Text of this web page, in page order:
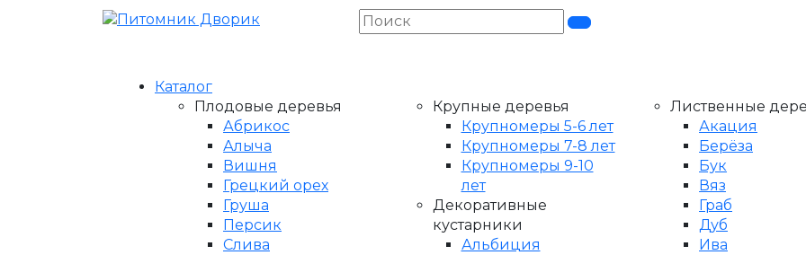
Каталог
Плодовые деревья
Абрикос
Алыча
Вишня
Грецкий орех
Груша
Персик
Слива
Крупные деревья
Крупномеры 5-6 лет
Крупномеры 7-8 лет
Крупномеры 9-10
лет
Декоративные
кустарники
Альбиция
Лиственные
Акация
Берёза
Бук
Вяз
Граб
Дуб
Ива